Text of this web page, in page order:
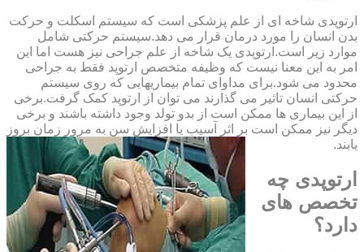
ارتوپدی شاخه ای از علم پزشکی است که سیستم اسکلت و حرکت
بدن انسان را مورد درمان قرار می دهد.سیستم حرکتی شامل
موارد زیر است.ارتوپدی یک شاخه از علم جراحی نیز هست اما این
امر به این معنا نیست که وظیفه متخصص ارتوپد فقط به جراحی
محدود می شود.برای مداوای تمام بیماریهایی که روی سیستم
حرکتی انسان تاثیر می گذارند می توان از ارتوپد کمک گرفت.برخی
از این بیماری ها ممکن است از بدو تولد وجود داشته باشند و برخی
دیگر نیز ممکن است بر اثر آسیب یا افزایش سن به مرور زمان بروز
یابند.
ارتوپدی چه
تخصص های
دارد؟